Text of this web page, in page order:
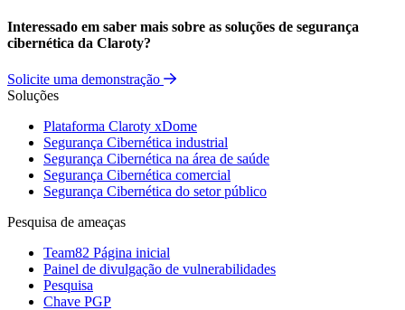
Interessado em saber mais sobre as soluções de segurança
cibernética da Claroty?
Solicite uma demonstração
Soluções
Plataforma Claroty xDome
Segurança Cibernética industrial
Segurança Cibernética na área de saúde
Segurança Cibernética comercial
Segurança Cibernética do setor público
Pesquisa de ameaças
Team82 Página inicial
Painel de divulgação de vulnerabilidades
Pesquisa
Chave PGP